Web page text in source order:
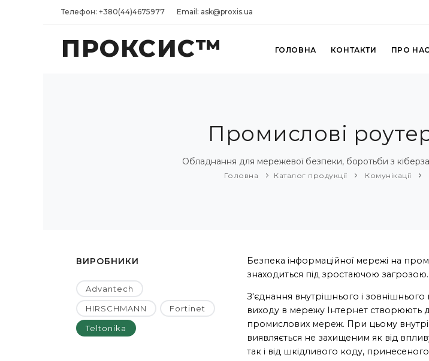
Телефон: +380(44)4675977 Email: ask@proxis.ua
ПРОКСИС™ ГОЛОВНА КОНТАКТИ ПРО НАС
Промислові
Обладнання для мережевої безпеки, боротьби з
Головна Каталог продукції Комунікації
ВИРОБНИКИ
Advantech
HIRSCHMANN Fortinet
Teltonika
Безпека інформаційної мережі на
знаходиться під зростаючою загрозою.
З'єднання внутрішнього і
виходу в мережу Інтернет створюють
промислових мереж. При цьому
виявляється не захищеним як від
так і від шкідливого коду,